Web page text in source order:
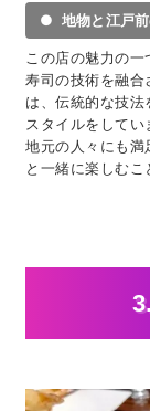
地物と江戸
この店の魅力の
寿司の技術を融合
は、伝統的な技
スタイルをしてい
地元の人々にも
と一緒に楽しむこ